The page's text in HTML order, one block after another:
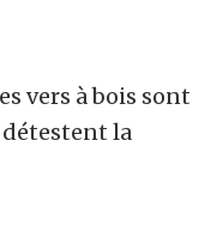
vers à bois sont
la